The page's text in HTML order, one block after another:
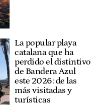
La popular playa
catalana que ha
perdido el distintivo
de Bandera Azul
este 2026: de las
más visitadas y
turísticas